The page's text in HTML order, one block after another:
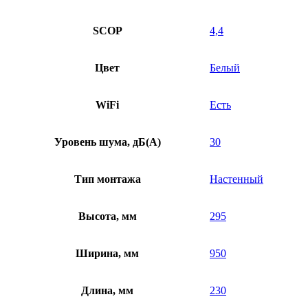
SCOP 4,4
Цвет Белый
WiFi Есть
Уровень шума, дБ(A) 30
Тип монтажа Настенный
Высота, мм 295
Ширина, мм 950
Длина, мм 230